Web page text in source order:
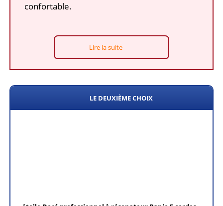
confortable.
Lire la suite
LE DEUXIÈME CHOIX